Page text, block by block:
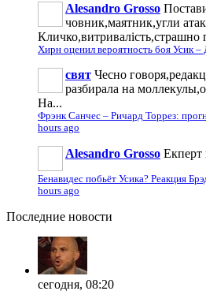
Alesandro Grosso
човник,маятник,угли
Кличко,витривалість,страшно
Хирн оценил вероятность боя Усик
свят Чесно
разбирала на
На...
Фрэнк Санчес – Ричард Торрез:
hours ago
Alesandro Grosso Екперт
Бенавидес побьёт Усика? Реакция
hours ago
Последние новости
сегодня, 08:20